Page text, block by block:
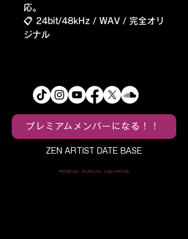
応。
📋 24bit/48kHz / WAV / 完全オリ
ジナル
プレミアムメンバーになる！！
ZEN ARTIST DATE BASE
ZEN PROJECTS